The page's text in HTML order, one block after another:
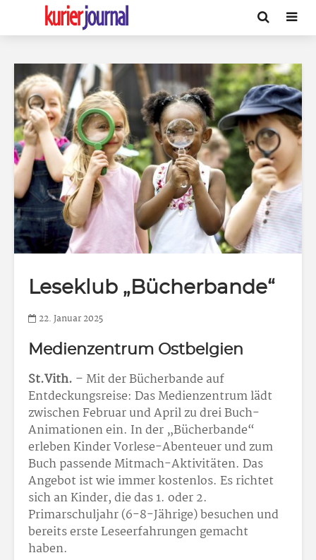
Leseklub „Bücherbande“
22. Januar 2025
Medienzentrum Ostbelgien
St.Vith. – Mit der Bücherbande auf
Entdeckungsreise: Das Medienzentrum lädt
zwischen Februar und April zu drei Buch-
Animationen ein. In der „Bücherbande“
erleben Kinder Vorlese-Abenteuer und zum
Buch passende Mitmach-Aktivitäten. Das
Angebot ist wie immer kostenlos. Es richtet
sich an Kinder, die das 1. oder 2.
Primarschuljahr (6-8-Jährige) besuchen und
bereits erste Leseerfahrungen gemacht
haben.